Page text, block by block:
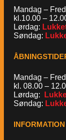
Mandag –
kl.10.00 –
Lørdag:
Søndag:
Mandag –
kl. 08.00 –
Lørdag:
Søndag:
INFORMATION